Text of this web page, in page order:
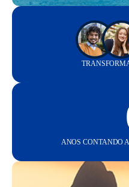
ANOS CONTANDO